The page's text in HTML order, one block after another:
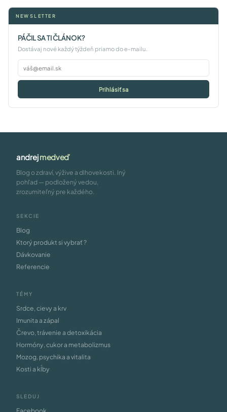
NEWSLETTER
PÁČIL SA TI ČLÁNOK?
Dostávaj nové každý týždeň priamo do e-mailu.
Prihlásiť sa
andrejmedveď
Blog o zdraví, výžive a dlhovekosti. Iný
pohľad — podložený vedou,
zrozumiteľný pre každého.
SEKCIE
Blog
Ktorý produkt si vybrať ?
Dávkovanie
Referencie
TÉMY
Srdce, cievy a krv
Imunita a zápal
Črevo, trávenie a detoxikácia
Hormóny, cukor a metabolizmus
Mozog, psychika a vitalita
Kosti a kĺby
SLEDUJ